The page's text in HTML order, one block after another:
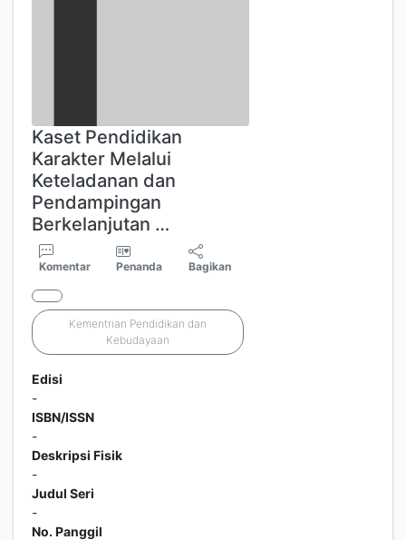
Kaset Pendidikan
Karakter Melalui
Keteladanan dan
Pendampingan
Berkelanjutan …
Komentar Penanda Bagikan
Kementrian Pendidikan dan
Kebudayaan
Edisi
-
ISBN/ISSN
-
Deskripsi Fisik
-
Judul Seri
-
No. Panggil